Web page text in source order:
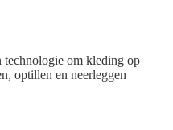
technologie om kleding op
optillen en neerleggen